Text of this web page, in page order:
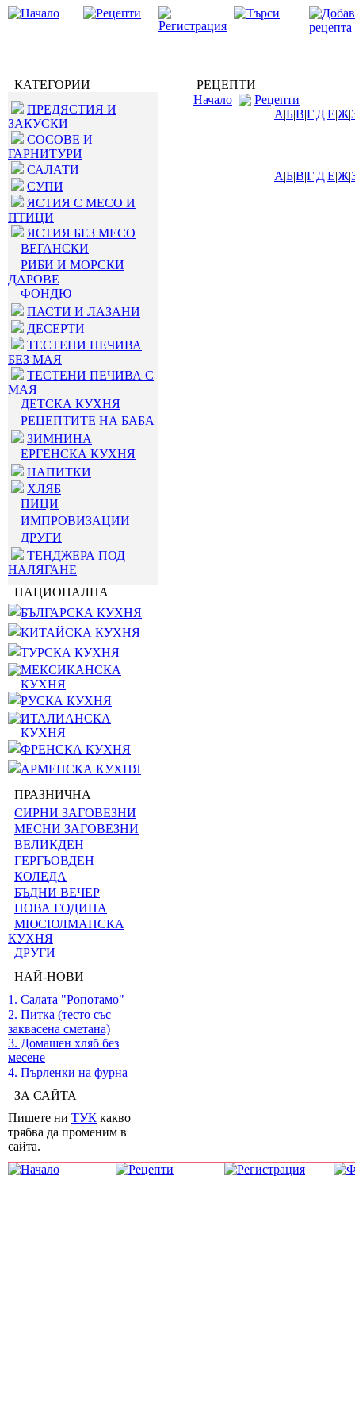
КАТЕГОРИИ
ПРЕДЯСТИЯ И
ЗАКУСКИ
СОСОВЕ И
ГАРНИТУРИ
САЛАТИ
СУПИ
ЯСТИЯ С МЕСО И
ПТИЦИ
ЯСТИЯ БЕЗ МЕСО
ВЕГАНСКИ
РИБИ И МОРСКИ
ДАРОВЕ
ФОНДЮ
ПАСТИ И ЛАЗАНИ
ДЕСЕРТИ
ТЕСТЕНИ ПЕЧИВА
БЕЗ МАЯ
ТЕСТЕНИ ПЕЧИВА С
МАЯ
ДЕТСКА КУХНЯ
РЕЦЕПТИТЕ НА БАБА
ЗИМНИНА
ЕРГЕНСКА КУХНЯ
НАПИТКИ
ХЛЯБ
ПИЦИ
ИМПРОВИЗАЦИИ
ДРУГИ
ТЕНДЖЕРА ПОД
НАЛЯГАНЕ
НАЦИОНАЛНА
БЪЛГАРСКА КУХНЯ
КИТАЙСКА КУХНЯ
ТУРСКА КУХНЯ
МЕКСИКАНСКА
КУХНЯ
РУСКА КУХНЯ
ИТАЛИАНСКА
КУХНЯ
ФРЕНСКА КУХНЯ
АРМЕНСКА КУХНЯ
ПРАЗНИЧНА
СИРНИ ЗАГОВЕЗНИ
МЕСНИ ЗАГОВЕЗНИ
ВЕЛИКДЕН
ГЕРГЬОВДЕН
КОЛЕДА
БЪДНИ ВЕЧЕР
НОВА ГОДИНА
МЮСЮЛМАНСКА
КУХНЯ
ДРУГИ
НАЙ-НОВИ
1. Салата "Ропотамо"
2. Питка (тесто със
заквасена сметана)
3. Домашен хляб без
месене
4. Пърленки на фурна
ЗА САЙТА
Пишете ни ТУК какво
трябва да променим в
сайта.
РЕЦЕПТИ
Начало
Рецепти
А|Б|В|Г|Д|Е|Ж|
А|Б|В|Г|Д|Е|Ж|